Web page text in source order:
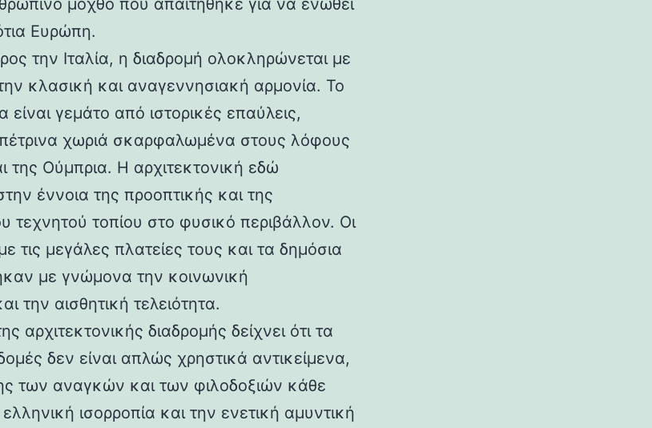
μόχθο που απαιτήθηκε για να ενωθεί
Ευρώπη.
την Ιταλία, η διαδρομή ολοκληρώνεται με
κλασική και αναγεννησιακή αρμονία. Το
είναι γεμάτο από ιστορικές επαύλεις,
χωριά σκαρφαλωμένα στους λόφους
της Ούμπρια. Η αρχιτεκτονική εδώ
έννοια της προοπτικής και της
τεχνητού τοπίου στο φυσικό περιβάλλον. Οι
τις μεγάλες πλατείες τους και τα δημόσια
με γνώμονα την κοινωνική
την αισθητική τελειότητα.
αρχιτεκτονικής διαδρομής δείχνει ότι τα
δεν είναι απλώς χρηστικά αντικείμενα,
των αναγκών και των φιλοδοξιών κάθε
ισορροπία και την ενετική αμυντική